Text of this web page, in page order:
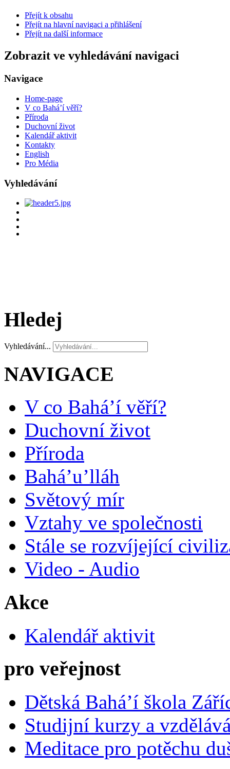
Přejít k obsahu
Přejít na hlavní navigaci a přihlášení
Přejít na další informace
Zobrazit ve vyhledávání navigaci
Navigace
Home-page
V co Bahá’í věří?
Příroda
Duchovní život
Kalendář aktivit
Kontakty
English
Pro Média
Vyhledávání
Hledej
Vyhledávání...
NAVIGACE
V co Bahá’í věří?
Duchovní život
Příroda
Bahá’u’lláh
Světový mír
Vztahy ve společnosti
Stále se rozvíjející
Video - Audio
Akce
Kalendář aktivit
pro veřejnost
Dětská Bahá’í škola
Studijní kurzy a
Meditace pro potěchu